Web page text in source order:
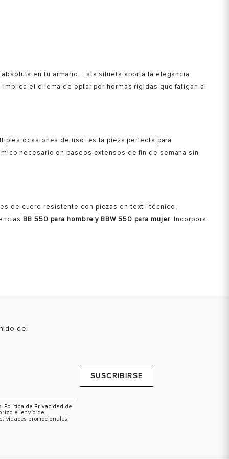
en tu armario. Esta silueta aporta la elegancia
el dilema de optar por hormas rígidas que fatigan al
ocasiones de uso: es la pieza perfecta para
necesario en paseos extensos de fin de semana sin
de cuero resistente con piezas en textil técnico,
BB 550 para hombre y BBW 550 para mujer. Incorpora
de:
Política de Privacidad de
el envío de
promocionales.
SUSCRIBIRSE